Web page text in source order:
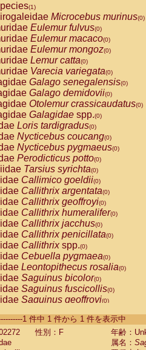
(1)
Microcebus murinus(0)
Eulemur fulvus(0)
Eulemur macaco(0)
Eulemur mongoz(0)
Lemur catta(0)
Varecia variegata(0)
Galago senegalensis(0)
Galago demidovii(0)
Otolemur crassicaudatus(0)
Galagidae spp.(0)
Loris tardigradus(0)
Nycticebus coucang(0)
Nycticebus pygmaeus(0)
Perodicticus potto(0)
Tarsius syrichta(0)
Callimico goeldii(0)
Callithrix argentata(0)
Callithrix geoffroyi(0)
Callithrix humeralifer(0)
Callithrix jacchus(0)
Callithrix penicillata(0)
Callithrixspp.(0)
Cebuella pygmaea(0)
Leontopithecus rosalia(0)
Saguinus bicolor(0)
Saguinus fuscicollis(0)
Saguinus geoffroyi(0)
Saguinus labiatus(0)
Saguinus leucopus (0)
1 件中 1 件から 1 件を表示中
性別：F
年齢：
属名：